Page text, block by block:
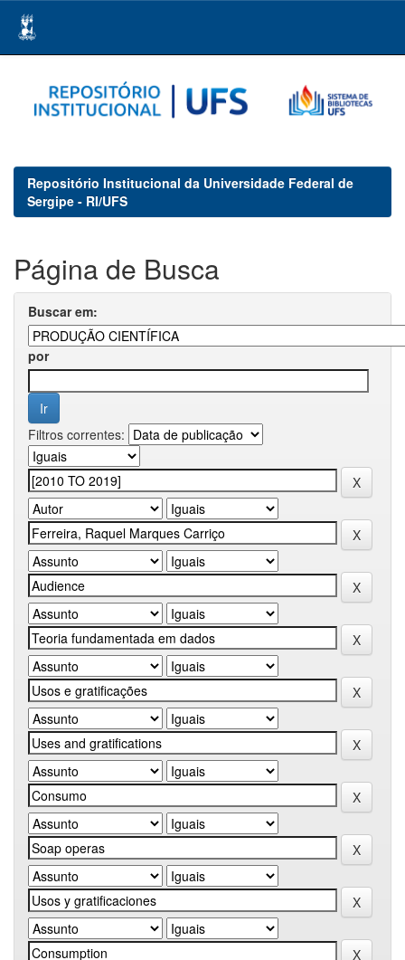
navigation
Repositório Institucional da Universidade Federal de
Sergipe - RI/UFS
Página de Busca
Buscar em:
por
Filtros correntes: